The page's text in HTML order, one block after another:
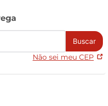
Buscar
Não sei meu CEP